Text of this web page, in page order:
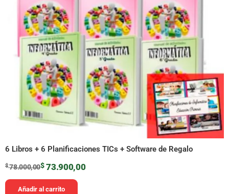
6 Libros + 6 Planificaciones TICs + Software de Regalo
$78.000,00$73.900,00
Añadir al carrito